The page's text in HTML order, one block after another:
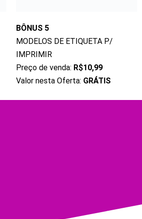
BÔNUS 5
MODELOS DE ETIQUETA P/
IMPRIMIR
Preço de venda: R$10,99
Valor nesta Oferta: GRÁTIS